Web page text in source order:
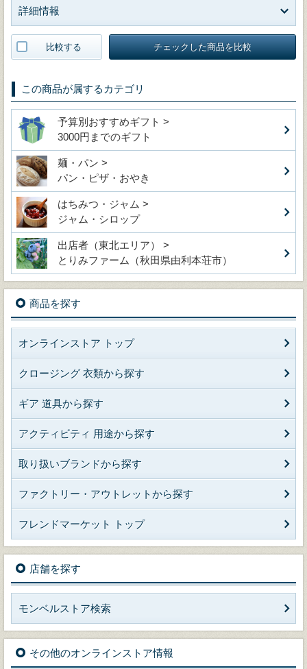
詳細情報
比較する チェックした商品を比較
この商品が属するカテゴリ
予算別おすすめギフト >
3000円までのギフト
麺・パン >
パン・ピザ・おやき
はちみつ・ジャム >
ジャム・シロップ
出店者（東北エリア） >
とりみファーム（秋田県由利本荘市）
商品を探す
オンラインストア トップ
クロージング 衣類から探す
ギア 道具から探す
アクティビティ 用途から探す
取り扱いブランドから探す
ファクトリー・アウトレットから探す
フレンドマーケット トップ
店舗を探す
モンベルストア検索
その他のオンラインストア情報